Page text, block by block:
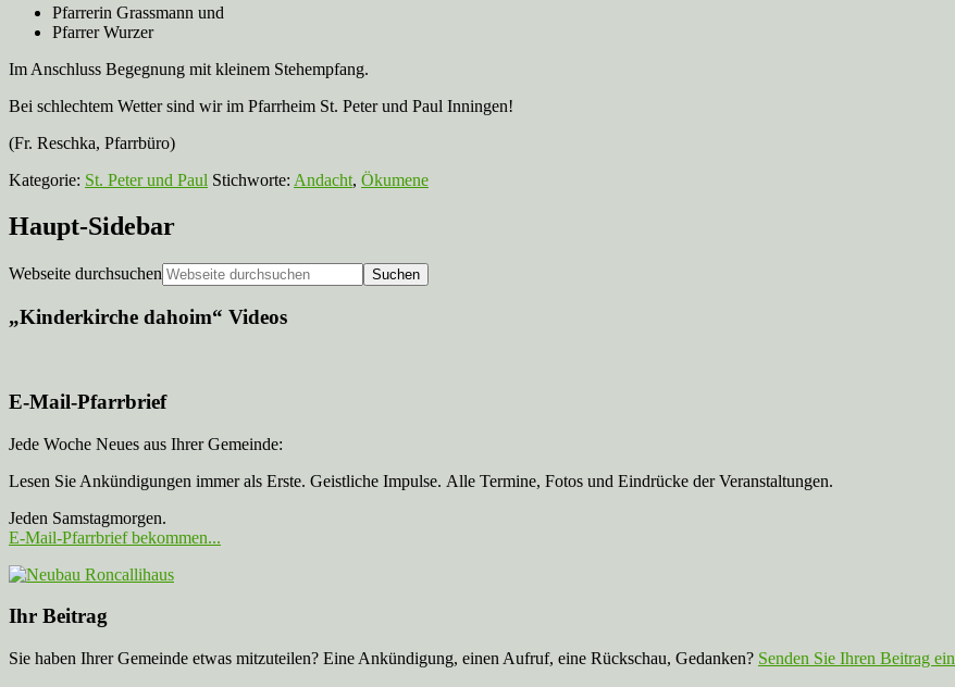
Pfarrerin Grassmann und
Pfarrer Wurzer
Im Anschluss Begegnung mit kleinem Stehempfang.
Bei schlechtem Wetter sind wir im Pfarrheim St. Peter und Paul Inningen!
(Fr. Reschka, Pfarrbüro)
Kategorie: St. Peter und Paul Stichworte: Andacht, Ökumene
Haupt-Sidebar
Webseite durchsuchen
„Kinderkirche dahoim“ Videos
E-Mail-Pfarrbrief
Jede Woche Neues aus Ihrer Gemeinde:
Lesen Sie Ankündigungen immer als Erste. Geistliche Impulse. Alle Termine, Fotos und Eindrücke der Veranstaltungen.
Jeden Samstagmorgen.
E-Mail-Pfarrbrief bekommen...
Ihr Beitrag
Sie haben Ihrer Gemeinde etwas mitzuteilen? Eine Ankündigung, einen Aufruf, eine Rückschau, Gedanken? Senden Sie Ihren Beitrag ein